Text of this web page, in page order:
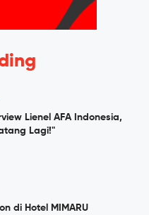
Lienel AFA Indonesia,
Lagi!"
di Hotel MIMARU